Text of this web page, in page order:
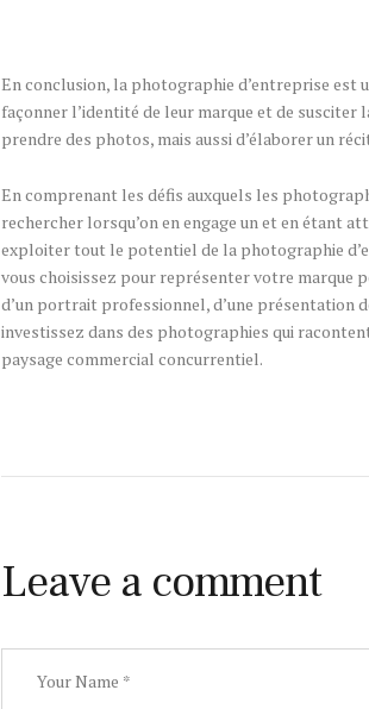
En conclusion, la photographie d’entreprise est
façonner l’identité de leur marque et de susciter
prendre des photos, mais aussi d’élaborer un
En comprenant les défis auxquels les
rechercher lorsqu’on en engage un et en étant
exploiter tout le potentiel de la photographie
vous choisissez pour représenter votre marque
d’un portrait professionnel, d’une présentation
investissez dans des photographies qui
paysage commercial concurrentiel.
Leave a comment